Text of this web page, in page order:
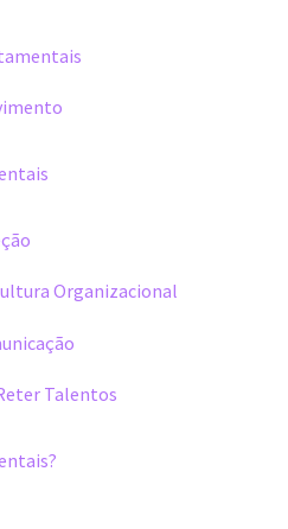
Organizacional
Talentos